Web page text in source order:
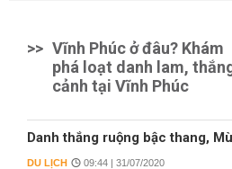
>> Vĩnh Phúc ở đâu? Khám
phá loạt danh lam,
cảnh tại Vĩnh Phúc
Danh thắng ruộng bậc thang,
DU LỊCH 09:44 | 31/07/2020